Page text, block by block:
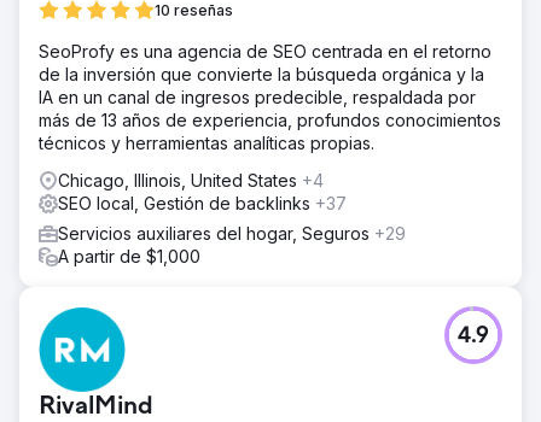
10 reseñas
SeoProfy es una agencia de SEO centrada en el retorno
de la inversión que convierte la búsqueda orgánica y la
IA en un canal de ingresos predecible, respaldada por
más de 13 años de experiencia, profundos conocimientos
técnicos y herramientas analíticas propias.
Chicago, Illinois, United States +4
SEO local, Gestión de backlinks +37
Servicios auxiliares del hogar, Seguros +29
A partir de $1,000
RivalMind
4.9